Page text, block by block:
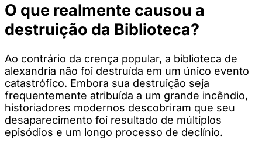
O que realmente causou a
destruição da Biblioteca?
Ao contrário da crença popular, a biblioteca de
alexandria não foi destruída em um único evento
catastrófico. Embora sua destruição seja
frequentemente atribuída a um grande incêndio,
historiadores modernos descobriram que seu
desaparecimento foi resultado de múltiplos
episódios e um longo processo de declínio.